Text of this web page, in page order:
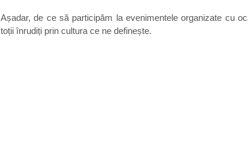
Așadar, de ce să participăm la evenimentele organizate cu
toții înrudiți prin cultura ce ne definește.